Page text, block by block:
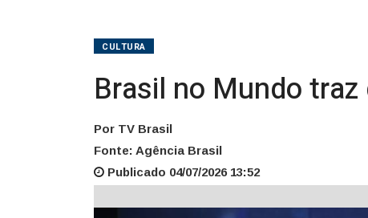
CULTURA
Brasil no Mundo
Por TV Brasil
Fonte: Agência Brasil
Publicado 04/07/2026 13:52